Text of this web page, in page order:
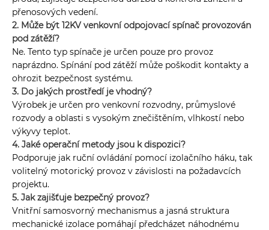
přenosových vedení.
2. Může být 12KV venkovní odpojovací spínač provozován
pod zátěží?
Ne. Tento typ spínače je určen pouze pro provoz
naprázdno. Spínání pod zátěží může poškodit kontakty a
ohrozit bezpečnost systému.
3. Do jakých prostředí je vhodný?
Výrobek je určen pro venkovní rozvodny, průmyslové
rozvody a oblasti s vysokým znečištěním, vlhkostí nebo
výkyvy teplot.
4. Jaké operační metody jsou k dispozici?
Podporuje jak ruční ovládání pomocí izolačního háku, tak
volitelný motorický provoz v závislosti na požadavcích
projektu.
5. Jak zajišťuje bezpečný provoz?
Vnitřní samosvorný mechanismus a jasná struktura
mechanické izolace pomáhají předcházet náhodnému